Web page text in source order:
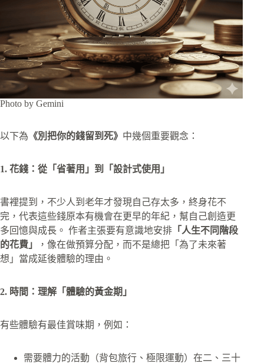
Photo by Gemini
以下為 《別把你的錢留到死》 中幾個重要觀念：
1. 花錢：從「省著用」到「設計式使用」
書裡提到，不少人到老年才發現自己存太多，終身花不
完，代表這些錢原本有機會在更早的年紀，幫自己創造更
多回憶與成長。 作者主張要有意識地安排 「人生不同階段
的花費」
，像在做預算分配，而不是總把「為了未來著
想」當成延後體驗的理由。
2. 時間：理解「體驗的黃金期」
有些體驗有最佳賞味期，例如：
需要體力的活動（背包旅行、極限運動）在二、三十